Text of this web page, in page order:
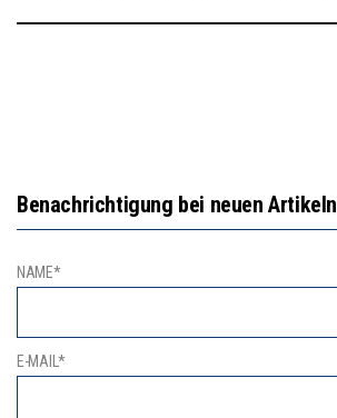
Benachrichtigung bei neuen Artikeln
NAME*
E-MAIL*